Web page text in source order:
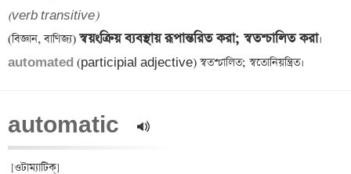
(verb transitive)
(বিজ্ঞান, বাণিজ্য) স্বয়ংক্রিয় ব্যবস্থায় রূপান্তরিত করা; স্বতশ্চালিত করা
automated
automatic